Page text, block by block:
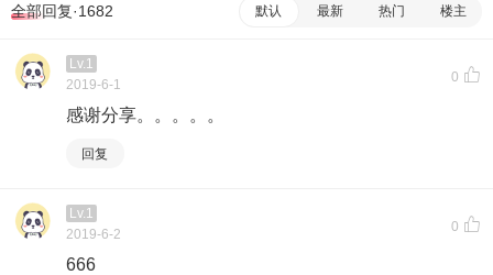
全部回复·1682 默认 最新 热门 楼主
0
Lv.1
2019-6-1
感谢分享。。。。。
回复
0
Lv.1
2019-6-2
666